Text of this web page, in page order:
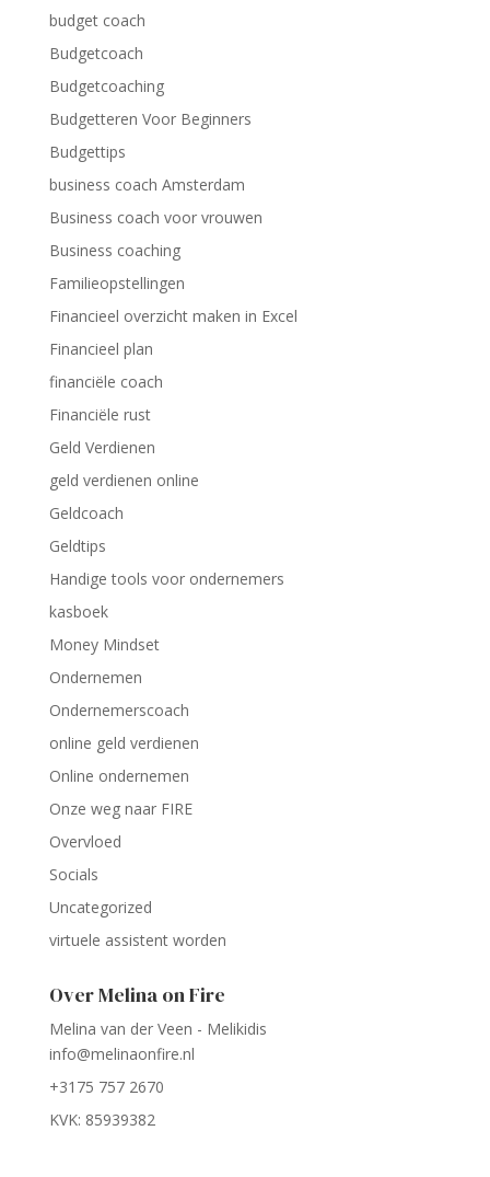
budget coach
Budgetcoach
Budgetcoaching
Budgetteren Voor Beginners
Budgettips
business coach Amsterdam
Business coach voor vrouwen
Business coaching
Familieopstellingen
Financieel overzicht maken in Excel
Financieel plan
financiële coach
Financiële rust
Geld Verdienen
geld verdienen online
Geldcoach
Geldtips
Handige tools voor ondernemers
kasboek
Money Mindset
Ondernemen
Ondernemerscoach
online geld verdienen
Online ondernemen
Onze weg naar FIRE
Overvloed
Socials
Uncategorized
virtuele assistent worden
Over Melina on Fire
Melina van der Veen - Melikidis
info@melinaonfire.nl
+3175 757 2670
KVK: 85939382